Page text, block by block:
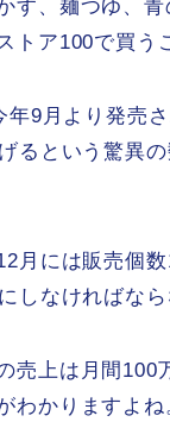
す、麺つゆ、
トア100で買う
年9月より発売
るという驚異
月には販売個
しなければなら
売上は月間
わかりますよね